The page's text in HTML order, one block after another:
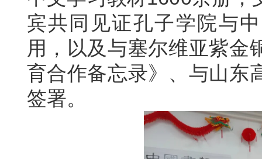
宾共同见证孔子学院与
用，以及与塞尔维亚紫金
育合作备忘录》、与山东
签署。